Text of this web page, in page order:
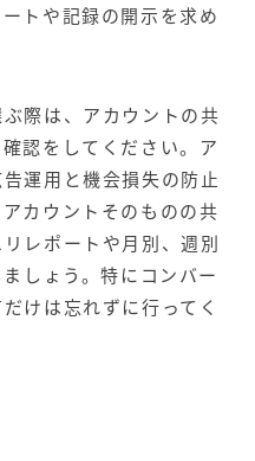
トや記録の開示を求め
際は、アカウントの共
認をしてください。ア
運用と機会損失の防止
カウントそのものの共
レポートや月別、週別
しょう。特にコンバー
けは忘れずに行ってく